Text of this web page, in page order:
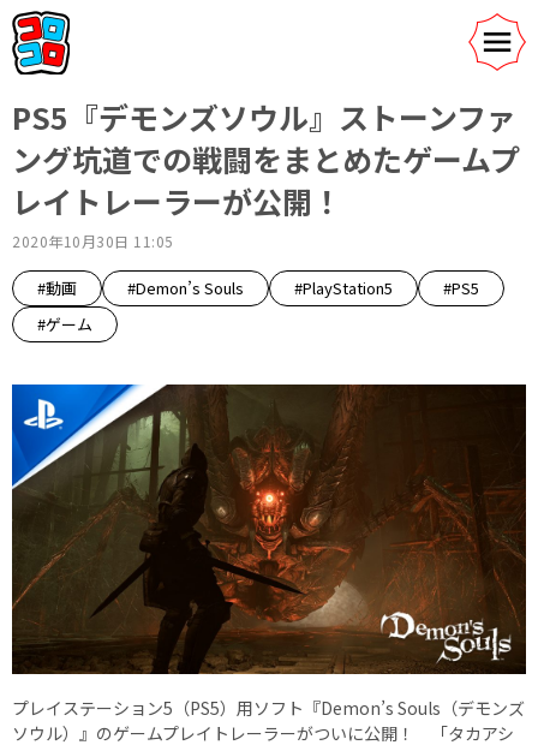
PS5『デモンズソウル』ストーンファ
ング坑道での戦闘をまとめたゲームプ
レイトレーラーが公開！
2020年10月30日 11:05
#動画 #Demon’s Souls #PlayStation5
#PS5
#ゲーム
プレイステーション5（PS5）用ソフト『Demon’s Souls（デモンズ
ソウル）』のゲームプレイトレーラーがついに公開！ 「タカアシ